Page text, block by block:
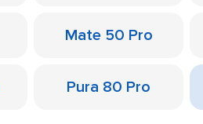
Mate 50 Pro
Pura 80 Pro